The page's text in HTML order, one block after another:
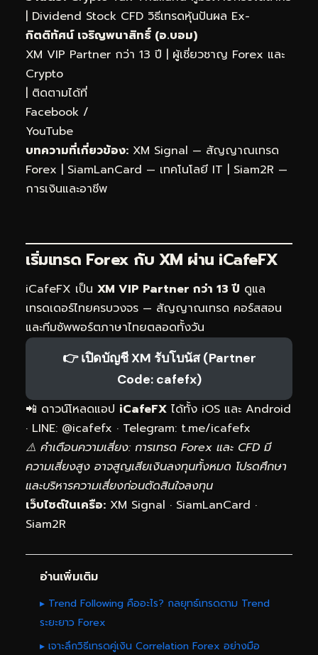
| Dividend Stock CFD วิธีเทรดหุ้นปันผล Ex-
กิตติทัศน์ เจริญพนาสิทธิ์ (อ.บอม)
XM VIP Partner กว่า 13 ปี | ผู้เชี่ยวชาญ Forex และ
Crypto
| ติดตามได้ที่
Facebook /
YouTube
บทความที่เกี่ยวข้อง: XM Signal — สัญญาณเทรด
Forex | SiamLanCard — เทคโนโลยี IT | Siam2R —
การเงินและอาชีพ
เริ่มเทรด Forex กับ XM ผ่าน iCafeFX
iCafeFX เป็น XM VIP Partner กว่า 13 ปี ดูแล
เทรดเดอร์ไทยครบวงจร — สัญญาณเทรด คอร์สสอน
และทีมซัพพอร์ตภาษาไทยตลอดทั้งวัน
👉 เปิดบัญชี XM รับโบนัส (Partner
Code: cafefx)
📲 ดาวน์โหลดแอป iCafeFX ได้ทั้ง iOS และ Android
· LINE: @icafefx · Telegram: t.me/icafefx
⚠️ คำเตือนความเสี่ยง: การเทรด Forex และ CFD มี
ความเสี่ยงสูง อาจสูญเสียเงินลงทุนทั้งหมด โปรดศึกษา
และบริหารความเสี่ยงก่อนตัดสินใจลงทุน
เว็บไซต์ในเครือ: XM Signal · SiamLanCard ·
Siam2R
อ่านเพิ่มเติม
▸ Trend Following คืออะไร? กลยุทธ์เทรดตาม Trend
ระยะยาว Forex
▸ เจาะลึกวิธีเทรดคู่เงิน Correlation Forex อย่างมือ